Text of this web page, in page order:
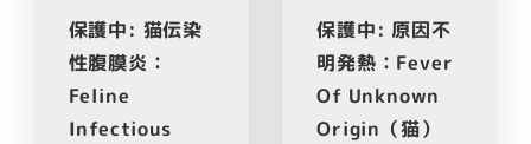
保護中: 猫伝染
性腹膜炎：
Feline
Infectious
保護中: 原因不
明発熱：Fever
Of Unknown
Origin（猫）